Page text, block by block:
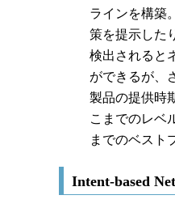
ラインを構築
策を提示した
検出されると
ができるが、
製品の提供時
こまでのレベ
までのベスト
Intent-based